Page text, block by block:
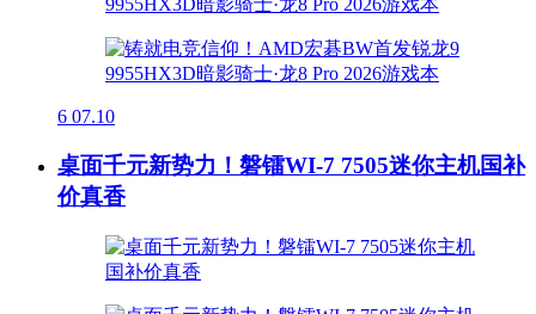
6 07.10
桌面千元新势力！磐镭WI-7 7505迷你主机国补
价真香